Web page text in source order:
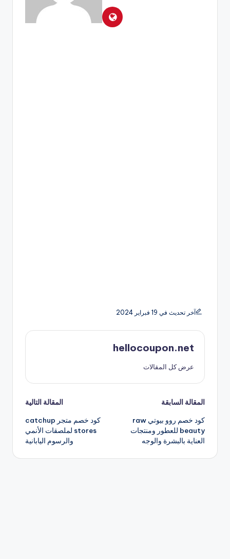
آخر تحديث في 19 فبراير 2024
hellocoupon.net
عرض كل المقالات
تصفّح
المقالات
المقالة السابقة
كود خصم روو بيوتي raw
beauty للعطور ومنتجات
العناية بالبشرة والوجه
المقالة التالية
كود خصم متجر catchup
stores لملصقات الأنمي
والرسوم اليابانية